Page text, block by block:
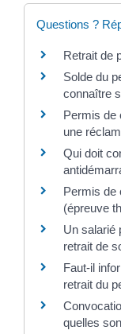
Questions ?
Retrait de
Solde du
connaître
Permis de
une
Qui doit
Permis de
(épreuve
Un salarié
retrait de
Faut-il
retrait du
quelles